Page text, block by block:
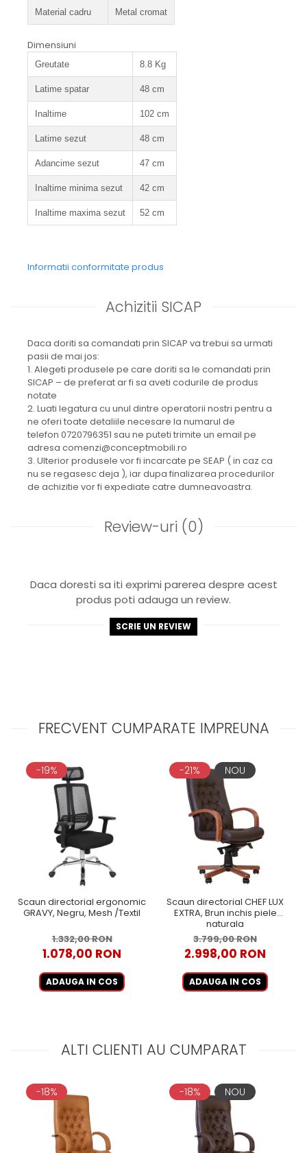
Material cadru Metal cromat
Dimensiuni
Greutate 8.8 Kg
Latime spatar 48 cm
Inaltime 102 cm
Latime sezut 48 cm
Adancime sezut 47 cm
Inaltime minima sezut 42 cm
Inaltime maxima sezut 52 cm
Informatii conformitate produs
Achizitii SICAP
Daca doriti sa comandati prin SICAP va trebui sa urmati
pasii de mai jos:
1. Alegeti produsele pe care doriti sa le comandati prin
SICAP – de preferat ar fi sa aveti codurile de produs
notate
2. Luati legatura cu unul dintre operatorii nostri pentru a
ne oferi toate detaliile necesare la numarul de
telefon 0720796351 sau ne puteti trimite un email pe
adresa comenzi@conceptmobili.ro
3. Ulterior produsele vor fi incarcate pe SEAP ( in caz ca
nu se regasesc deja ), iar dupa finalizarea procedurilor
de achizitie vor fi expediate catre dumneavoastra.
Review-uri (0)
Daca doresti sa iti exprimi parerea despre acest
produs poti adauga un review.
SCRIE UN REVIEW
FRECVENT CUMPARATE IMPREUNA
-19%
Scaun directorial ergonomic
GRAVY, Negru, Mesh /Textil
1.332,00 RON
1.078,00 RON
ADAUGA IN COS
-21% NOU
Scaun directorial CHEF LUX
EXTRA, Brun inchis piele
naturala
3.799,00 RON
2.998,00 RON
ADAUGA IN COS
ALTI CLIENTI AU CUMPARAT
-18% -18% NOU